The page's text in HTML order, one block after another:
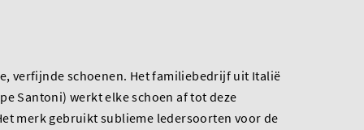
verfijnde schoenen. Het familiebedrijf uit Italië
Santoni) werkt elke schoen af tot deze
merk gebruikt sublieme ledersoorten voor de